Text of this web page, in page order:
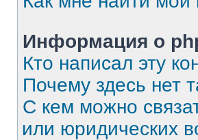
Информация о
Кто написал эту
Почему здесь нет
С кем можно
или юридических